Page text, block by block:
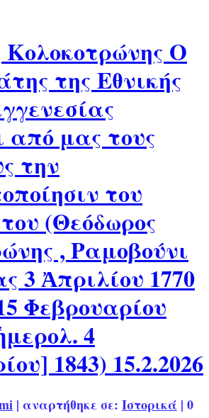
Κολοκοτρώνης Ο
της Εθνικής
από μας τους
την
του
(Θεόδωρος
, Ραμοβούνι
3 Ἀπριλίου 1770
Φεβρουαρίου
4
1843) 15.2.2026
| αναρτήθηκε σε: Ιστορικά | 0